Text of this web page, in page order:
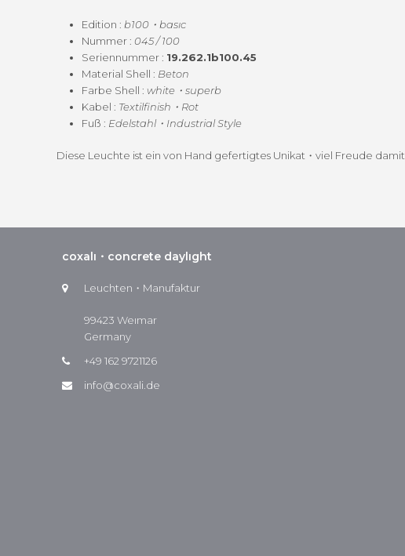
Edi­tion : b100 ・basıc
Num­mer : 045 / 100
Seri­en­num­mer : 19.262.1b100.45
Mate­r­i­al Shell : Beton
Farbe Shell : white・superb
Kabel : Textilfinish・Rot
Fuß : Edelstahl・Industrial Style
Diese Leuchte ist ein von Hand gefer­tigtes Unikat・viel Freude damit.
coxalı・concrete daylıght
Leuchten・Manufaktur
99423 Weımar
Germany
+49 162 9721126
info@coxali.de